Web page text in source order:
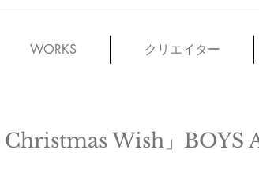
WORKS クリエイター
Christmas Wish」BOYS